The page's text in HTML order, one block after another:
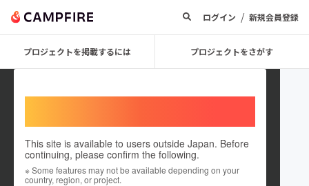
ログイン / 新規会員登録
プロジェクトを掲載するには プロジェクトをさがす
This site is available to users outside Japan. Before
continuing, please confirm the following.
※ Some features may not be available depending on your
country, region, or project.
tacouRage